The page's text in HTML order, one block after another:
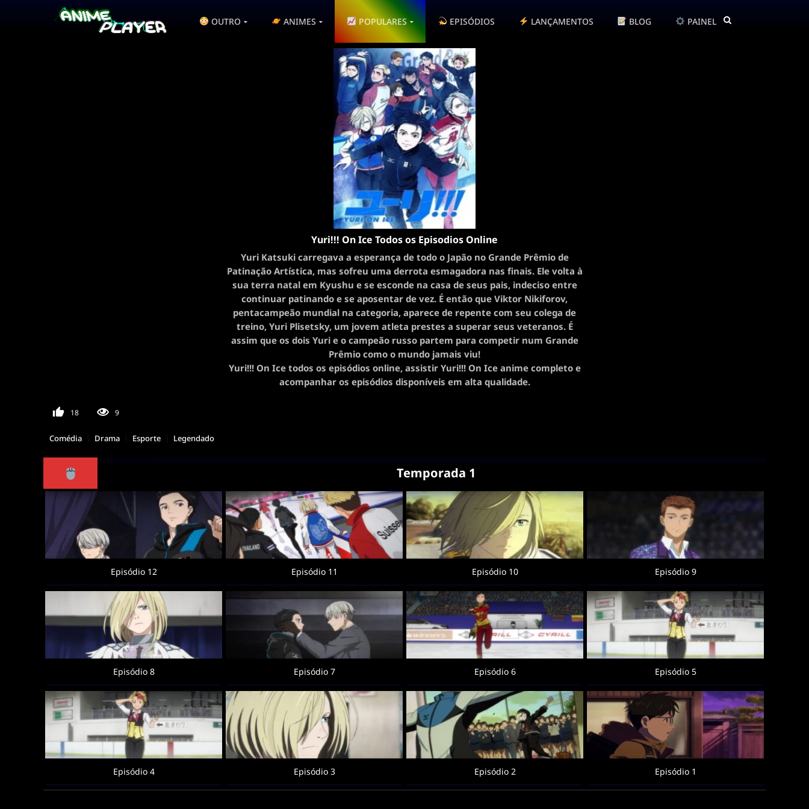
OUTRO ANIMES POPULARES EPISÓDIOS LANÇAMENTOS BLOG PAINEL
Yuri!!! On Ice Todos os Episodios Online
Yuri Katsuki carregava a esperança de todo o Japão no Grande Prêmio de
Patinação Artística, mas sofreu uma derrota esmagadora nas finais. Ele volta à
sua terra natal em Kyushu e se esconde na casa de seus pais, indeciso entre
continuar patinando e se aposentar de vez. É então que Viktor Nikiforov,
pentacampeão mundial na categoria, aparece de repente com seu colega de
treino, Yuri Plisetsky, um jovem atleta prestes a superar seus veteranos. É
assim que os dois Yuri e o campeão russo partem para competir num Grande
Prêmio como o mundo jamais viu!
Yuri!!! On Ice todos os episódios online, assistir Yuri!!! On Ice anime completo e
acompanhar os episódios disponíveis em alta qualidade.
18 9
Comédia Drama Esporte Legendado
Temporada 1
Episódio 12 Episódio 11 Episódio 10 Episódio 9
Episódio 8 Episódio 7 Episódio 6 Episódio 5
Episódio 4 Episódio 3 Episódio 2 Episódio 1